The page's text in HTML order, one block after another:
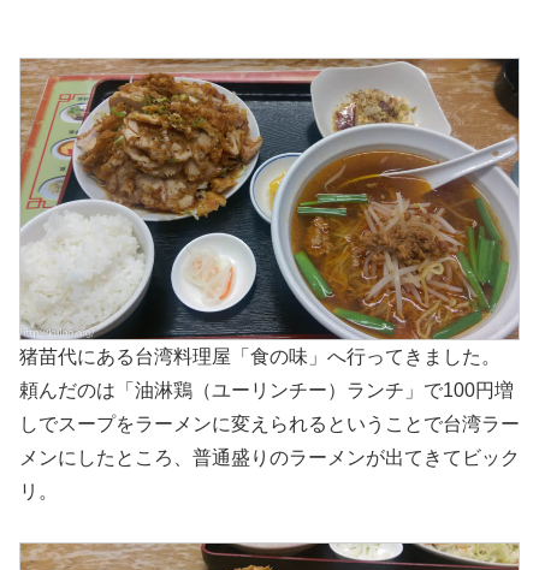
猪苗代にある台湾料理屋「食の味」へ行ってきました。
頼んだのは「油淋鶏（ユーリンチー）ランチ」で100円増
しでスープをラーメンに変えられるということで台湾ラー
メンにしたところ、普通盛りのラーメンが出てきてビック
リ。